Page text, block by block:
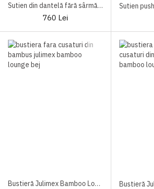
Sutien din dantelă fără sârmă Lisca Rainbow
760 Lei
Bustieră Julimex Bamboo Lounge